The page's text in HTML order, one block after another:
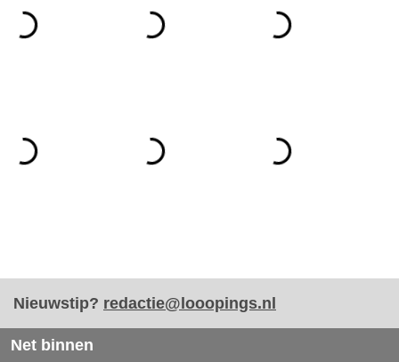
Nieuwstip? redactie@looopings.nl
Net binnen